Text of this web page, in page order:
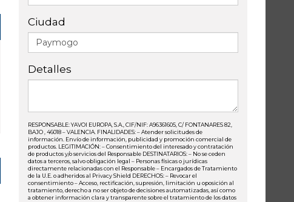
Ciudad
Detalles
RESPONSABLE: YAVOI EUROPA, S.A., CIF/NIF: A96361605, C/ FONTANARES 82,
BAJO , 46018 – VALENCIA. FINALIDADES: – Atender solicitudes de
información. Envío de información, publicidad y promoción comercial de
productos. LEGITIMACIÓN: – Consentimiento del interesado y contratación
de productos y/o servicios del Responsable DESTINATARIOS: – No se ceden
datos a terceros, salvo obligación legal – Personas físicas o jurídicas
directamente relacionadas con el Responsable – Encargados de Tratamiento
de la U.E. o adheridos al Privacy Shield DERECHOS: – Revocar el
consentimiento – Acceso, rectificación, supresión, limitación u oposición al
tratamiento, derecho a no ser objeto de decisiones automatizadas, así como
a obtener información clara y transparente sobre el tratamiento de los datos